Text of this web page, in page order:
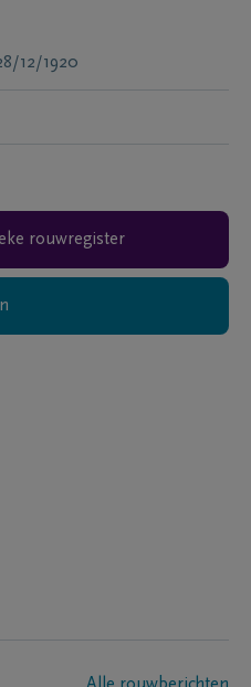
12/1920
rouwregister